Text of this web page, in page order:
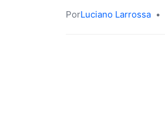
PorLuciano Larrossa •